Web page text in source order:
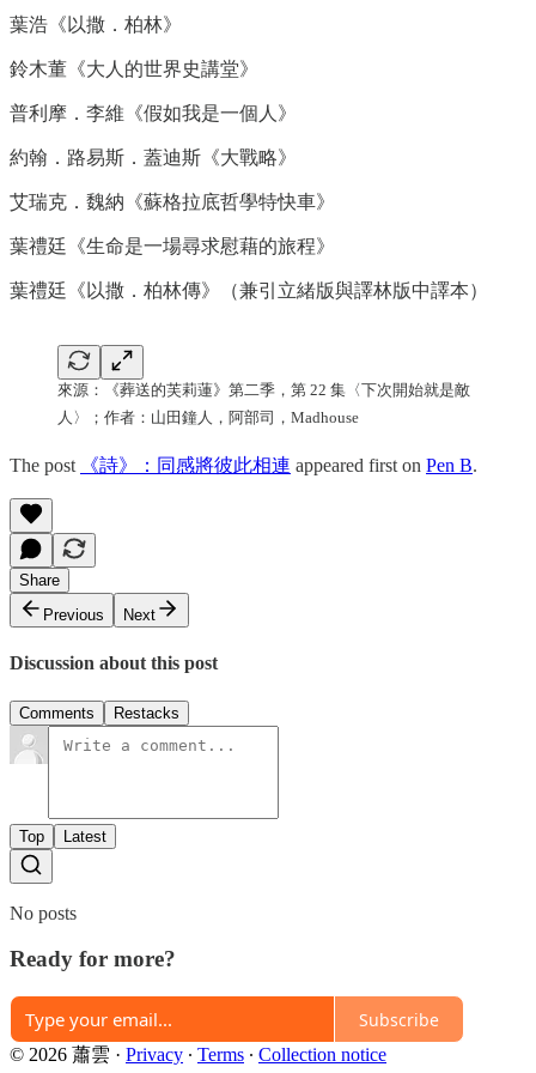
葉浩《以撒．柏林》
鈴木董《大人的世界史講堂》
普利摩．李維《假如我是一個人》
約翰．路易斯．蓋迪斯《大戰略》
艾瑞克．魏納《蘇格拉底哲學特快車》
葉禮廷《生命是一場尋求慰藉的旅程》
葉禮廷《以撒．柏林傳》（兼引立緒版與譯林版中譯本）
來源：《葬送的芙莉蓮》第二季，第 22 集〈下次開始就是敵
人〉；作者：山田鐘人，阿部司，Madhouse
The post 《詩》：同感將彼此相連 appeared first on Pen B.
Share
Previous
Next
Discussion about this post
Comments Restacks
Top Latest
No posts
Ready for more?
Subscribe
© 2026 蕭雲 · Privacy ∙ Terms ∙ Collection notice